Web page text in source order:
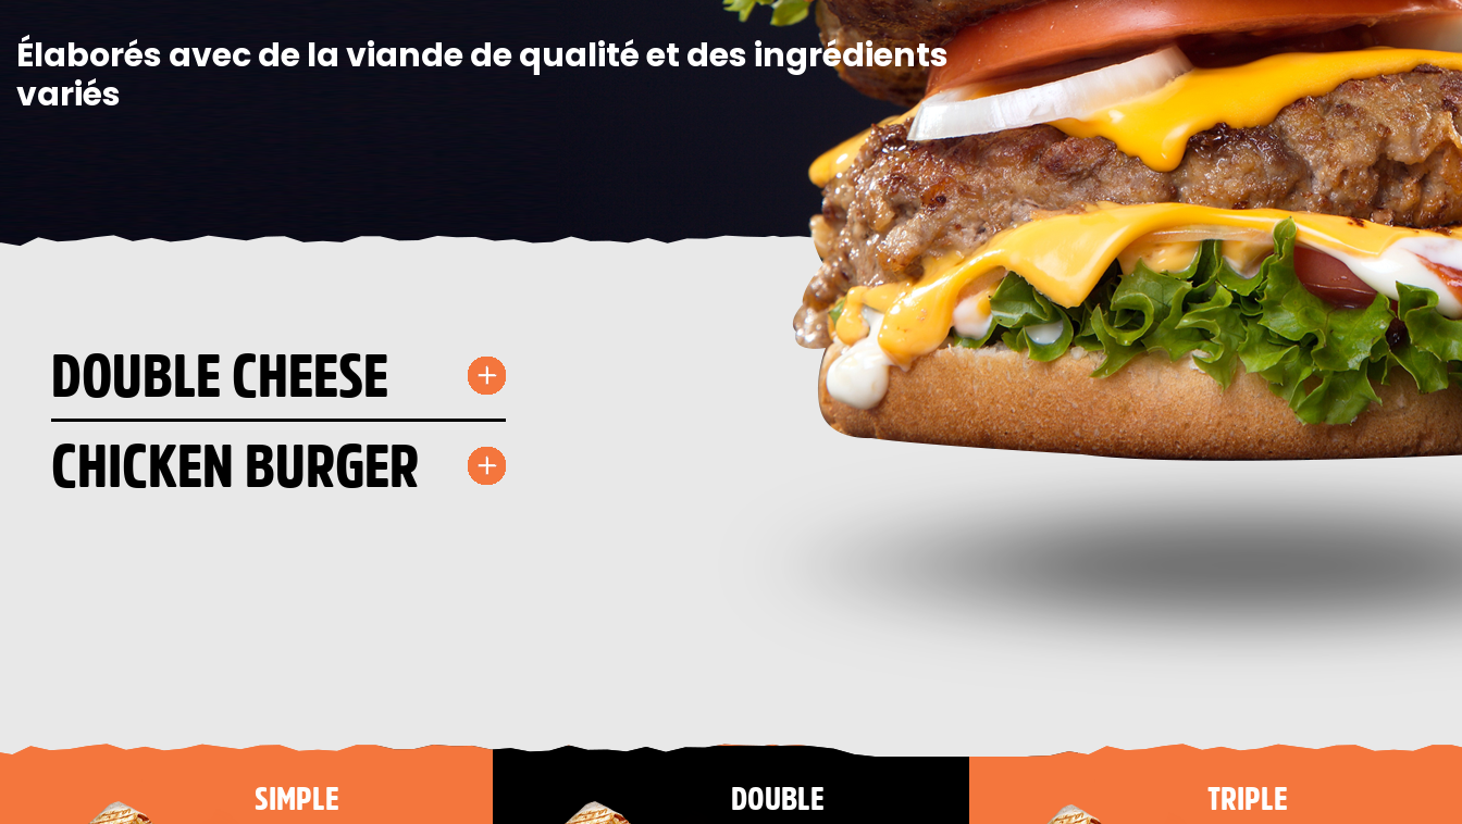
Élaborés avec de la viande de qualité et des ingrédients
variés
DOUBLE CHEESE
CHICKEN BURGER
SIMPLE DOUBLE TRIPLE